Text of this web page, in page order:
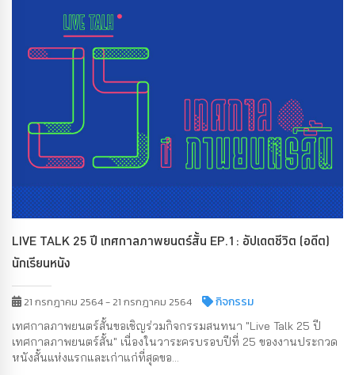
LIVE TALK 25 ปี เทศกาลภาพยนตร์สั้น EP.1: อัปเดตชีวิต (อดีต)
นักเรียนหนัง
21 กรกฎาคม 2564 - 21 กรกฎาคม 2564 กิจกรรม
เทศกาลภาพยนตร์สั้นขอเชิญร่วมกิจกรรมสนทนา "Live Talk 25 ปี
เทศกาลภาพยนตร์สั้น" เนื่องในวาระครบรอบปีที่ 25 ของงานประกวด
หนังสั้นแห่งแรกและเก่าแก่ที่สุดขอ...